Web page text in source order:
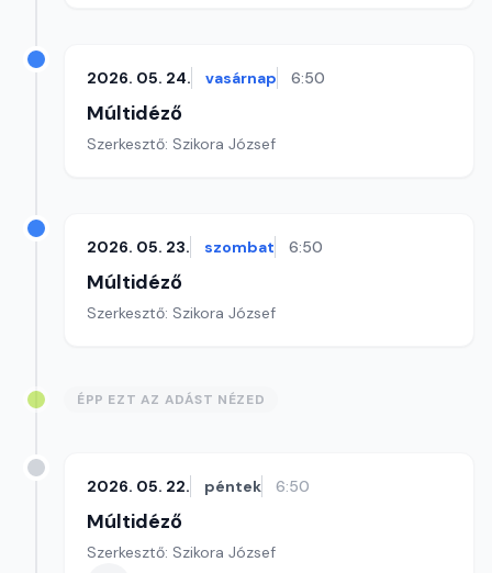
2026. 05. 24. vasárnap 6:50
Múltidéző
Szerkesztő: Szikora József
2026. 05. 23. szombat 6:50
Múltidéző
Szerkesztő: Szikora József
ÉPP EZT AZ ADÁST NÉZED
2026. 05. 22. péntek 6:50
Múltidéző
Szerkesztő: Szikora József